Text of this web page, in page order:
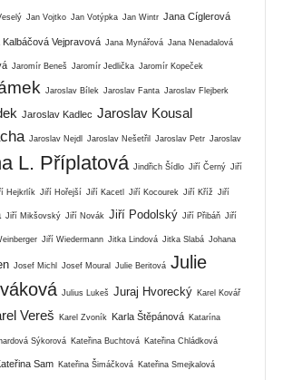
Jan Vojtko Jan Votýpka Jan Wintr Jana Cíglerová
Kalbáčová Vejpravová Jana Mynářová Jana Nenadalová
Jaromír Beneš Jaromír Jedlička Jaromír Kopeček
Jaroslav Bílek Jaroslav Fanta Jaroslav Flejberk
Jaroslav Kadlec Jaroslav Kousal
Jaroslav Nejdl Jaroslav Nešetřil Jaroslav Petr Jaroslav
L. Příplatová Jindřich Šídlo Jiří Černý Jiří
Hejkrlík Jiří Hořejší Jiří Kacetl Jiří Kocourek Jiří Kříž Jiří
Jiří Mikšovský Jiří Novák Jiří Podolský Jiří Přibáň Jiří
Jiří Wiedermann Jitka Lindová Jitka Slabá Johana
Josef Michl Josef Moural Julie Beritová Julie
Julius Lukeš Juraj Hvorecký Karel Kovář
Vereš Karel Zvoník Karla Štěpánová Katarína
Sýkorová Kateřina Buchtová Kateřina Chládková
Sam Kateřina Šimáčková Kateřina Smejkalová